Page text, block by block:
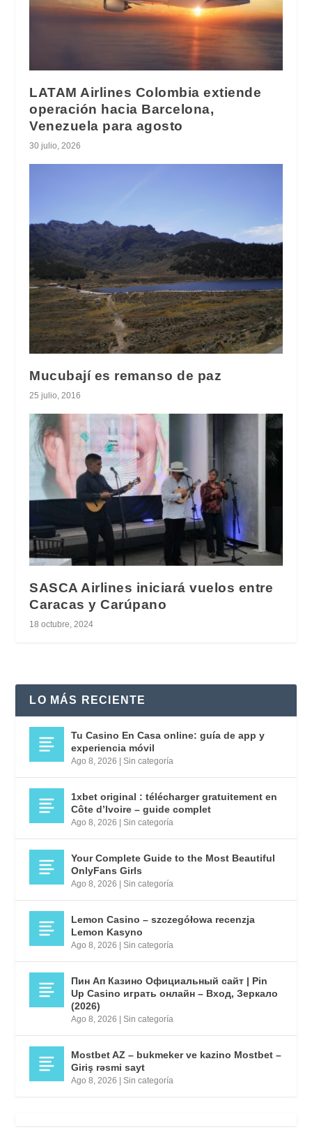
LATAM Airlines Colombia extiende
operación hacia Barcelona,
Venezuela para agosto
30 julio, 2026
Mucubají es remanso de paz
25 julio, 2016
SASCA Airlines iniciará vuelos entre
Caracas y Carúpano
18 octubre, 2024
LO MÁS RECIENTE
Tu Casino En Casa online: guía de app y
experiencia móvil
Ago 8, 2026 |Sin categoría
1xbet original : télécharger gratuitement en
Côte d’Ivoire – guide complet
Ago 8, 2026 |Sin categoría
Your Complete Guide to the Most Beautiful
OnlyFans Girls
Ago 8, 2026 |Sin categoría
Lemon Casino – szczegółowa recenzja
Lemon Kasyno
Ago 8, 2026 |Sin categoría
Пин Ап Казино Официальный сайт | Pin
Up Casino играть онлайн – Вход, Зеркало
(2026)
Ago 8, 2026 |Sin categoría
Mostbet AZ – bukmeker ve kazino Mostbet –
Giriş rəsmi sayt
Ago 8, 2026 |Sin categoría